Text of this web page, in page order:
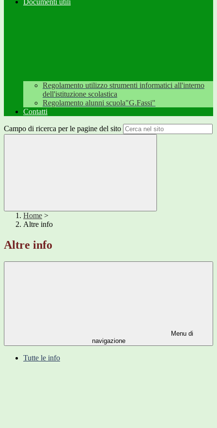
Documenti utili
Regolamento utilizzo strumenti informatici all'interno
dell'istituzione scolastica
Regolamento alunni scuola"G.Fassi"
Contatti
Campo di ricerca per le pagine del sito
Home >
Altre info
Altre info
Menu di
navigazione
Tutte le info